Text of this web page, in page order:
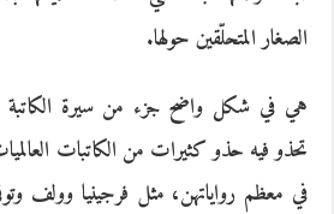
الصغار المتحلّقين حولها.
هي في شكل واضح جزء من سيرة الكاتبة
تحذو فيه حذو كثيرات من الكاتبات
في معظم رواياتهن، مثل فرجينيا وولف